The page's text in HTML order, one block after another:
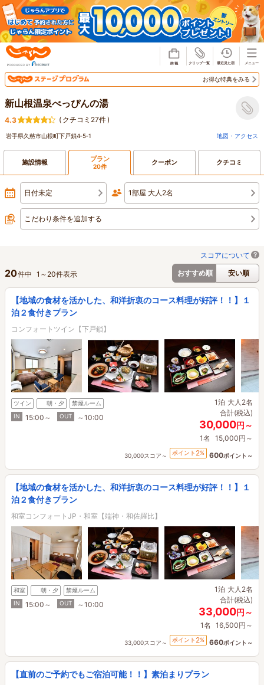
お得な特典をみる
新山根温泉べっぴんの湯
4.3 ( クチコミ27件)
岩手県久慈市山根町下戸鎖4‐5‐1 地図・アクセス
施設情報 プラン
20件 クーポン クチコミ
日付未定 1部屋 大人2名
こだわり条件を追加する
スコアについて
おすすめ順
安い順
20件中 1 ～ 20件表示
【地域の食材を活かした、和洋折衷のコース料理が好評！！】１
泊２食付きプラン
コンフォートツイン【下戸鎖】
ツイン 朝・夕
禁煙ルーム
IN
15:00～ OUT ～10:00
1泊 大人2名
合計(税込)
30,000円～
1名 15,000円～
30,000スコア～ ポイント 2% 600ポイント～
【地域の食材を活かした、和洋折衷のコース料理が好評！！】１
泊２食付きプラン
和室コンフォートJP・和室【端神・和佐羅比】
和室 朝・夕
禁煙ルーム
IN
15:00～ OUT ～10:00
1泊 大人2名
合計(税込)
33,000円～
1名 16,500円～
33,000スコア～ ポイント 2% 660ポイント～
【直前のご予約でもご宿泊可能！！】素泊まりプラン